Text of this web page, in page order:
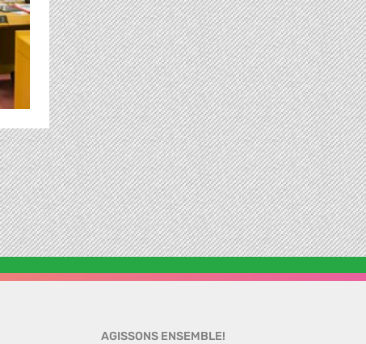
AGISSONS ENSEMBLE!